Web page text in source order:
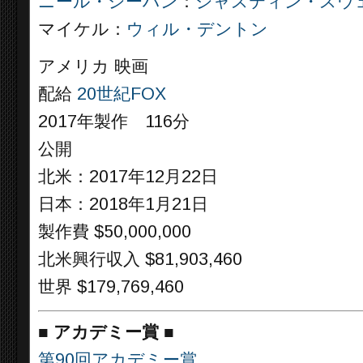
マイケル： ウィル・デントン
アメリカ 映画
配給 20世紀FOX
2017年製作 116分
公開
北米：2017年12月22日
日本：2018年1月21日
製作費 $50,000,000
北米興行収入 $81,903,460
世界 $179,769,460
■ アカデミー賞 ■